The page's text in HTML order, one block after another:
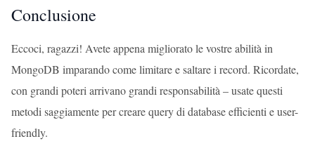
Conclusione
Eccoci, ragazzi! Avete appena migliorato le vostre abilità in
MongoDB imparando come limitare e saltare i record. Ricordate,
con grandi poteri arrivano grandi responsabilità – usate questi
metodi saggiamente per creare query di database efficienti e user-
friendly.